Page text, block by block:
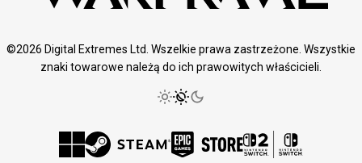
©2026 Digital Extremes Ltd. Wszelkie prawa zastrzeżone. Wszystkie
znaki towarowe należą do ich prawowitych właścicieli.